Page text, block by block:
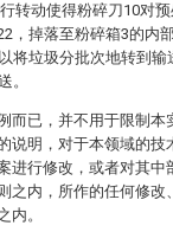
转动使得粉碎刀10对预
，掉落至粉碎箱3的内部
将垃圾分批次地转到输
。
而已，并不用于限制本
说明，对于本领域的技
进行修改，或者对其中
内，所作的任何修改、
内。